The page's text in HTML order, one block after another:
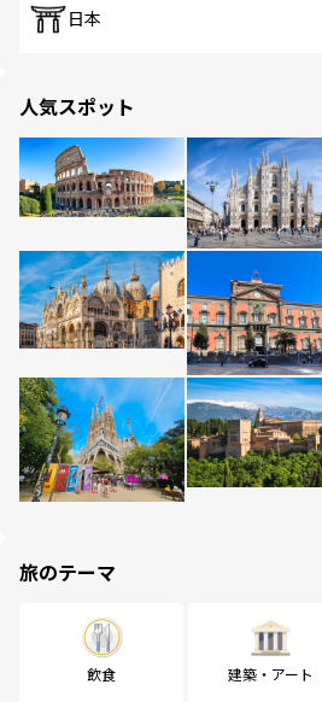
日本
人気スポット
旅のテーマ
飲食 建築・アート